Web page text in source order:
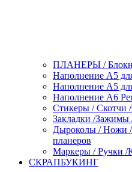
ПЛАНЕРЫ /
Наполнение А5
Наполнение А5
Наполнение А6
Стикеры / Скотчи
Закладки /Зажимы
Дыроколы / Ножи
планеров
Маркеры / Ручки /
СКРАПБУКИНГ